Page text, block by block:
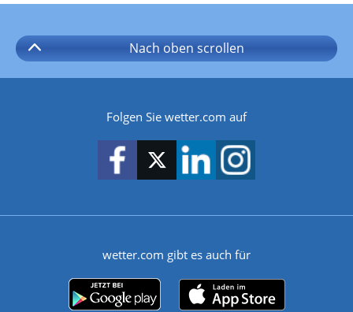
Nach oben scrollen
Folgen Sie wetter.com auf
wetter.com gibt es auch für